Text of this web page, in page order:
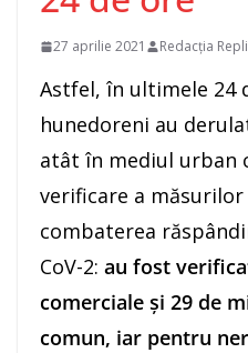
27 aprilie 2021 Redacția
Astfel, în ultimele 24
hunedoreni au
atât în mediul urban
verificare a
combaterea
CoV-2: au fost
comerciale şi 29 de
comun, iar pentru